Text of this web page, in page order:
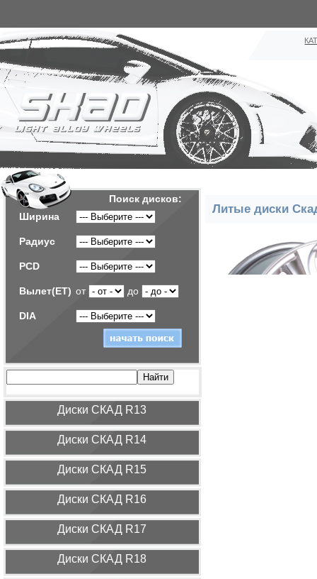
Поиск дисков:
Ширина
Радиус
PCD
Вылет(ET) от до
DIA
Диcки СКАД R13
Диcки СКАД R14
Диcки СКАД R15
Диcки СКАД R16
Диcки СКАД R17
Диcки СКАД R18
Литые диски